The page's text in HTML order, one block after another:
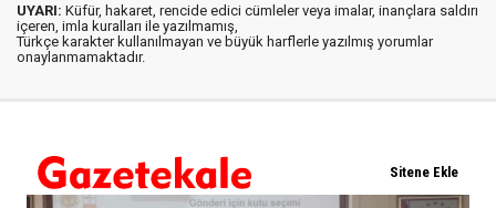
UYARI: Küfür, hakaret, rencide edici cümleler veya imalar, inançlara saldırı
içeren, imla kuralları ile yazılmamış,
Türkçe karakter kullanılmayan ve büyük harflerle yazılmış yorumlar
onaylanmamaktadır.